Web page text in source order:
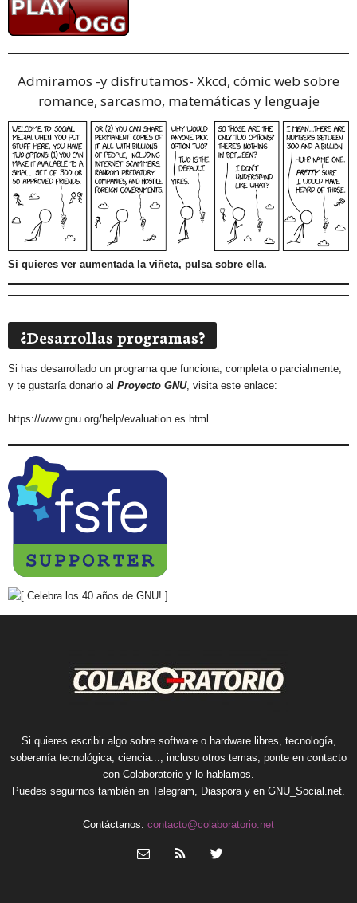
Admiramos -y disfrutamos- Xkcd, cómic web sobre
romance, sarcasmo, matemáticas y lenguaje
Si quieres ver aumentada la viñeta, pulsa sobre ella.
¿Desarrollas programas?
Si has desarrollado un programa que funciona, completa o parcialmente,
y te gustaría donarlo al Proyecto GNU, visita este enlace:
https://www.gnu.org/help/evaluation.es.html
Si quieres escribir algo sobre software o hardware libres, tecnología,
soberanía tecnológica, ciencia..., incluso otros temas, ponte en contacto
con Colaboratorio y lo hablamos.
Puedes seguirnos también en Telegram, Diasporay en GNU_Social.net.
Contáctanos: contacto@colaboratorio.net